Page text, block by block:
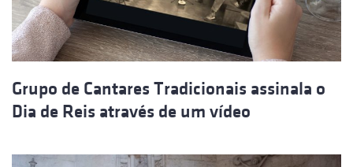
Grupo de Cantares Tradicionais assinala o
Dia de Reis através de um vídeo